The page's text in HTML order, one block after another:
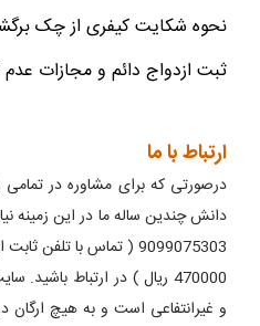
نحوه شکایت کیفری از چک
ثبت ازدواج دائم و مجازات
ارتباط با ما
درصورتی که برای مشاوره در
دانش چندین ساله ما در این زمینه
9099075303 ( تماس با
470000 ریال ) در ارتباط
و غیرانتفاعی است و به هیچ